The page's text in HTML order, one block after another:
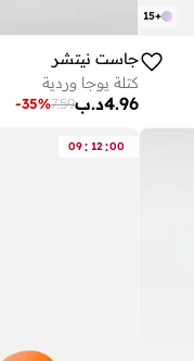
+
15
جاست نيتشر
كتلة يوجا وردية
د.ب4.96
7.59
-35%
09: 12 :00